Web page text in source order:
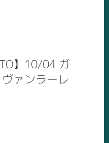
】10/04 ガ
ァンラーレ